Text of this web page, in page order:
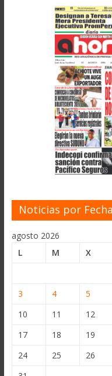
Noticias por Fecha
agosto 2026
L
M X
3
4 5
10
11 12
17
18 19
24
25 26